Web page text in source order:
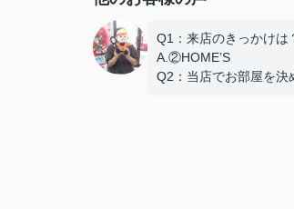
Q1：来店のきっかけは
A.②HOME’S
Q2：当店でお部屋を決